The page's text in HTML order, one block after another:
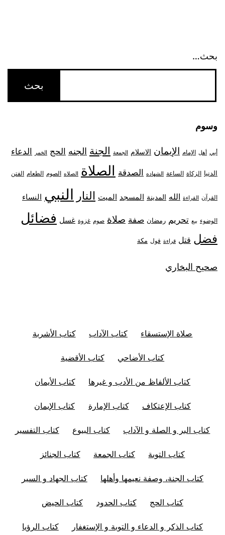
بحث…
وسوم
أبي أهل الإمام الإيمان الاسلام الجمعة الجنة الجنه الحج الخمر الدعاء
الدنيا الزكاة الساعة الشهاده الصدقة الصلاة الصلاه الصوم الطعام الفتن
القرآن القراءة الله المدينة المسجد الميت النار النبي النساء
الوضوء بيع تحريم رمضان صفة صلاة صوم غزوة غسل فضائل
فضل قتل قراءة قول مكة
صحيح البخاري
صلاة الإستسقاء كتاب الآداب كتاب الأشربة
كتاب الأضاحي كتاب الأقضية
كتاب الألفاظ من الأدب و غيرها كتاب الأيمان
كتاب الإعتكاف كتاب الإمارة كتاب الإيمان
كتاب البر و الصلة و الآداب كتاب البيوع كتاب التفسير
كتاب التوبة كتاب الجمعة كتاب الجنائز
كتاب الجنة، وصفة نعيمها وأهلها كتاب الجهاد و السير
كتاب الحج كتاب الحدود كتاب الحيض
كتاب الذكر و الدعاء و التوبة و الإستغفار كتاب الرؤيا